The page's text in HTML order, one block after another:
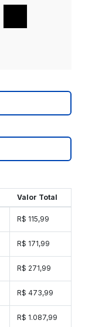
Valor Total
R$ 115,99
R$ 171,99
R$ 271,99
R$ 473,99
R$ 1.087,99